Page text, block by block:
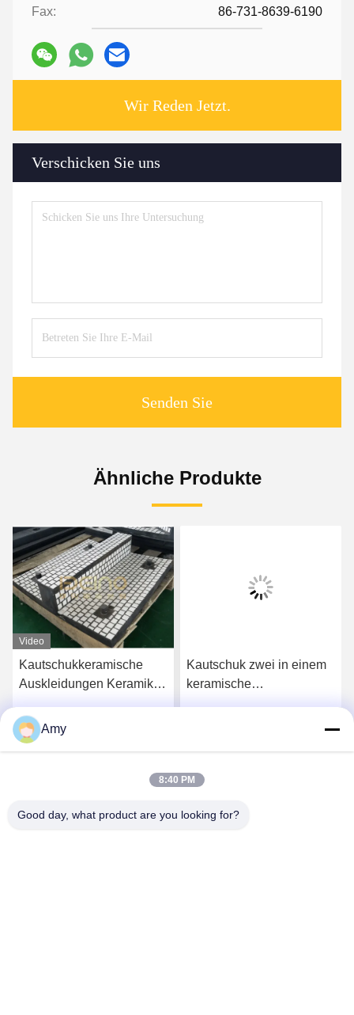
Fax: 86-731-8639-6190
Wir Reden Jetzt.
Verschicken Sie uns
Senden Sie
Ähnliche Produkte
Video
Kautschukkeramische
Auskleidungen Keramik
mit Stahlplatte
Wir Reden Jetzt.
Kautschuk zwei in einem
keramische
Amy
8:40 PM
Good day, what product are you looking for?